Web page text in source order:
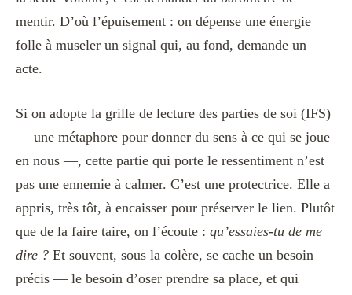
mentir. D’où l’épuisement : on dépense une énergie
folle à museler un signal qui, au fond, demande un
acte.
Si on adopte la grille de lecture des parties de soi (IFS)
— une métaphore pour donner du sens à ce qui se joue
en nous —, cette partie qui porte le ressentiment n’est
pas une ennemie à calmer. C’est une protectrice. Elle a
appris, très tôt, à encaisser pour préserver le lien. Plutôt
que de la faire taire, on l’écoute : qu’essaies-tu de me
dire ? Et souvent, sous la colère, se cache un besoin
précis — le besoin d’oser prendre sa place, et qui